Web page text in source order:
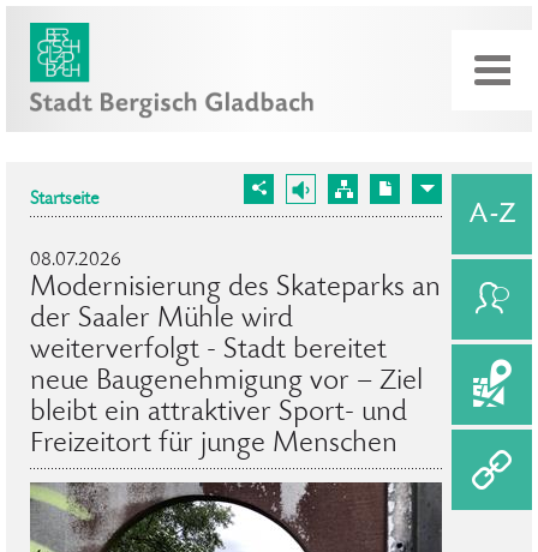
Startseite
08.07.2026
Modernisierung des Skateparks an
der Saaler Mühle wird
weiterverfolgt - Stadt bereitet
neue Baugenehmigung vor – Ziel
bleibt ein attraktiver Sport- und
Freizeitort für junge Menschen